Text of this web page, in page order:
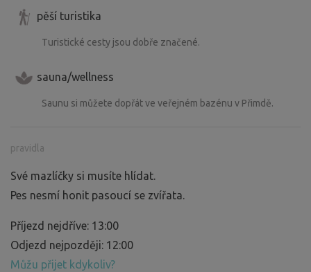
pěší turistika
Turistické cesty jsou dobře značené.
sauna/wellness
Saunu si můžete dopřát ve veřejném bazénu v Přimdě.
pravidla
Své mazlíčky si musíte hlídat.
Pes nesmí honit pasoucí se zvířata.
Příjezd nejdříve: 13:00
Odjezd nejpozději: 12:00
Můžu přijet kdykoliv?